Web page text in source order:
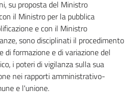
su proposta del Ministro
il Ministro per la pubblica
e con il Ministro
sono disciplinati il procedimento
formazione e di variazione del
i poteri di vigilanza sulla sua
nei rapporti amministrativo-
e l'unione.